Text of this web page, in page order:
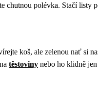
chutnou polévka. Stačí listy
koš, ale zelenou nať si
těstoviny nebo ho klidně